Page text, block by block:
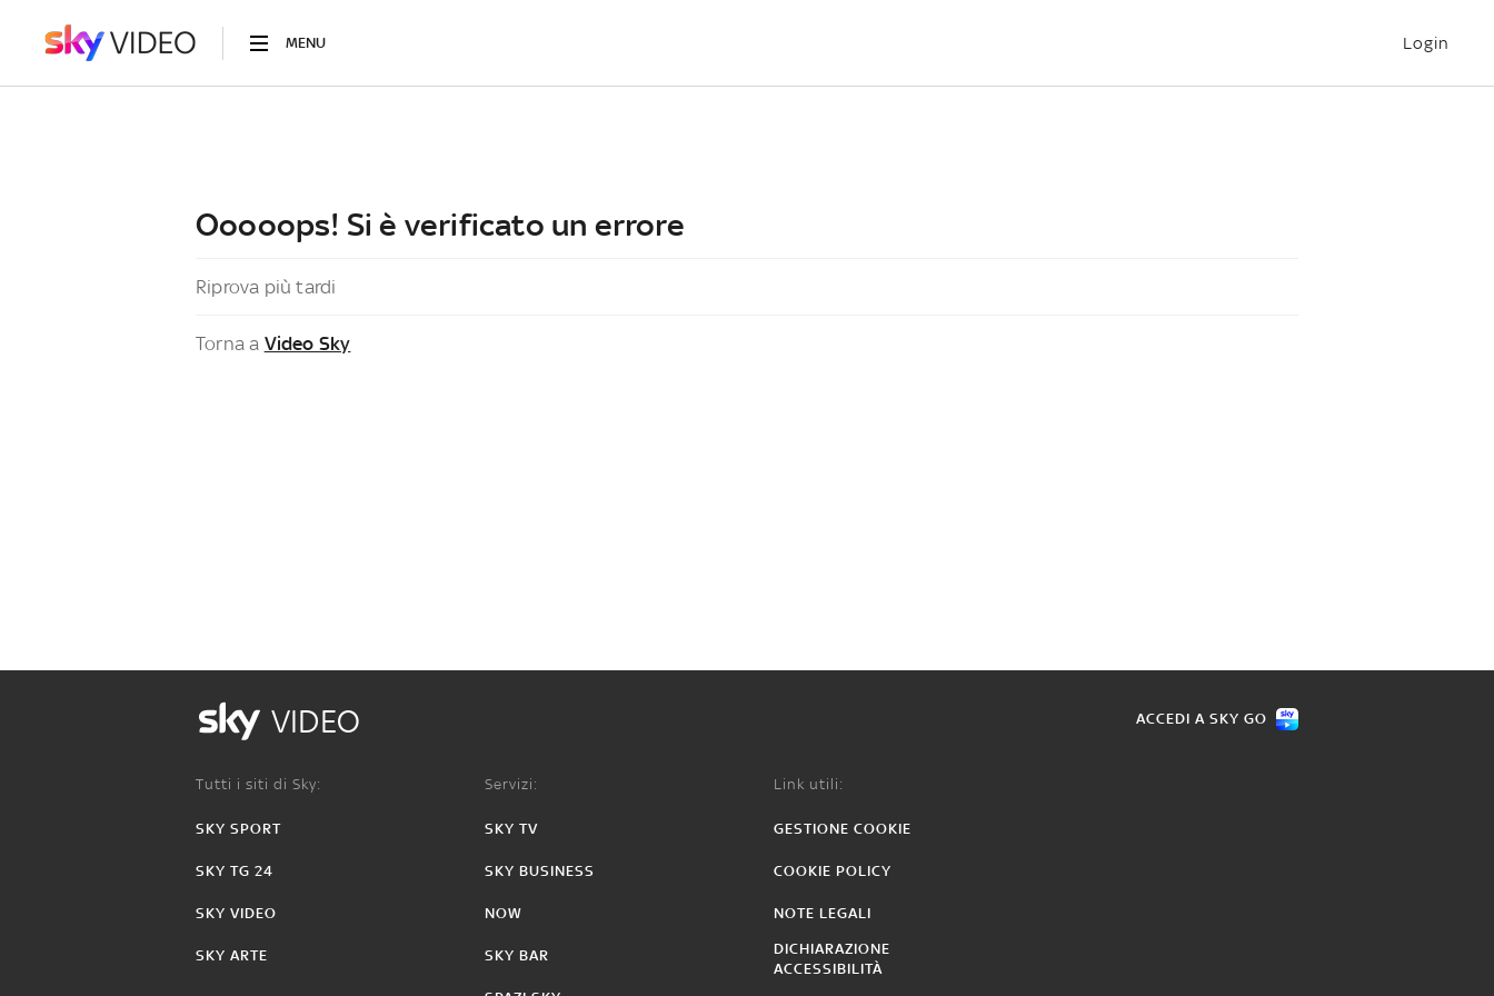
MENU Login
Ooooops! Si è verificato un errore
Riprova più tardi
Torna a Video Sky
VIDEO ACCEDI A SKY GO
Tutti i siti di Sky:
SKY SPORT
SKY TG 24
SKY VIDEO
SKY ARTE
Servizi:
SKY TV
SKY BUSINESS
NOW
SKY BAR
Link utili:
GESTIONE COOKIE
COOKIE POLICY
NOTE LEGALI
DICHIARAZIONE
ACCESSIBILITÀ